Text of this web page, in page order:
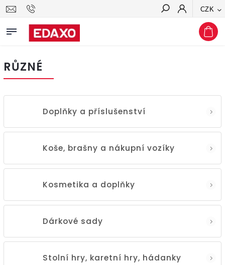
CZK
Hledat
RŮZNÉ
Doplňky a příslušenství
Koše, brašny a nákupní vozíky
Kosmetika a doplňky
Dárkové sady
Stolní hry, karetní hry, hádanky